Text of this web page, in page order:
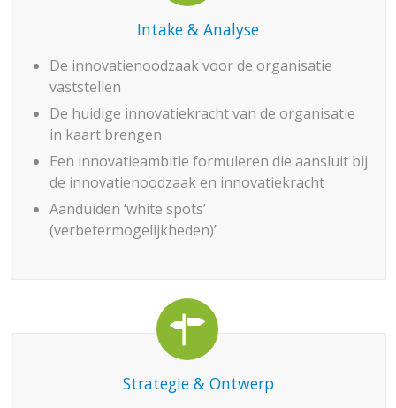
Intake & Analyse
De innovatienoodzaak voor de organisatie
vaststellen
De huidige innovatiekracht van de organisatie
in kaart brengen
Een innovatieambitie formuleren die aansluit bij
de innovatienoodzaak en innovatiekracht
Aanduiden ‘white spots’
(verbetermogelijkheden)’
Strategie & Ontwerp